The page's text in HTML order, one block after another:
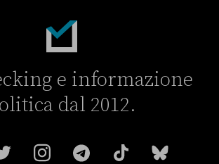
e informazione
dal 2012.